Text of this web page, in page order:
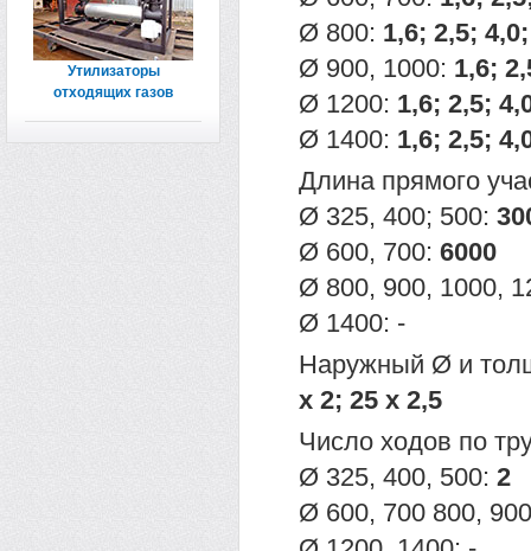
Ø 800: 1,6; 2,5;
Ø 900, 1000: 1,6;
Ø 1200: 1,6; 2,5;
Ø 1400: 1,6; 2,5;
Длина прямого
Ø 325, 400; 500:
Ø 600, 700: 6000
Ø 800, 900, 1000,
Ø 1400: -
Наружный Ø и
х 2; 25 х 2,5
Число ходов по
Ø 325, 400, 500: 2
Ø 600, 700 800,
Утилизаторы
отходящих газов